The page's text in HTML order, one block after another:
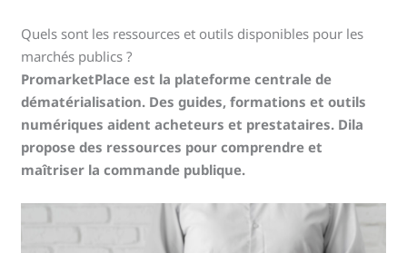
Quels sont les ressources et outils disponibles pour les
marchés publics ?
PromarketPlace est la plateforme centrale de
dématérialisation. Des guides, formations et outils
numériques aident acheteurs et prestataires. Dila
propose des ressources pour comprendre et
maîtriser la commande publique.